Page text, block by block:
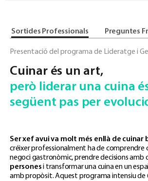
Sortides Professionals Preguntes
Presentació del programa de Lideratge i
Cuinar és un art,
però liderar una cuina
següent pas per
Ser xef avui va molt més enllà de cuinar
créixer professionalment ha de comprendre
negoci gastronòmic, prendre decisions amb
personesi transformar una cuina en un
amb propòsit. Aquest programa intensiu de